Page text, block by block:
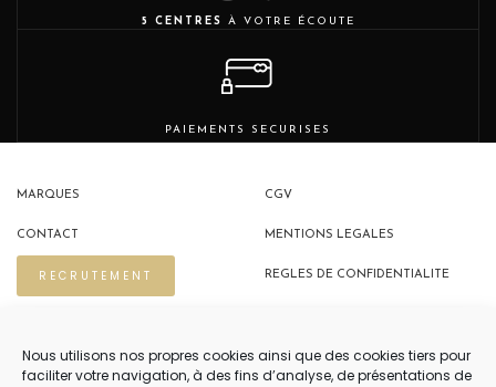
Nous utilisons nos propres cookies ainsi que des cookies tiers pour
faciliter votre navigation, à des fins d’analyse, de présentations de
5 CENTRES À VOTRE ÉCOUTE
PAIEMENTS SECURISES
MARQUES
CONTACT
RECRUTEMENT
CGV
MENTIONS LEGALES
REGLES DE CONFIDENTIALITE